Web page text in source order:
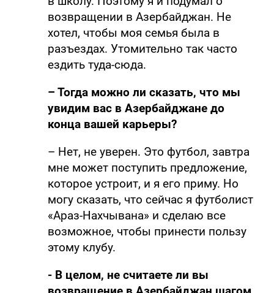
возвращении в Азербайджан. Не
хотел, чтобы моя семья была в
разъездах. Утомительно так часто
ездить туда-сюда.
– Тогда можно ли сказать, что мы
увидим вас в Азербайджане до
конца вашей карьеры?
– Нет, не уверен. Это футбол, завтра
мне может поступить предложение,
которое устроит, и я его приму. Но
могу сказать, что сейчас я футболист
«Араз-Нахчывана» и сделаю все
возможное, чтобы принести пользу
этому клубу.
- В целом, не считаете ли вы